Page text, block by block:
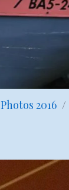
Photos 2016